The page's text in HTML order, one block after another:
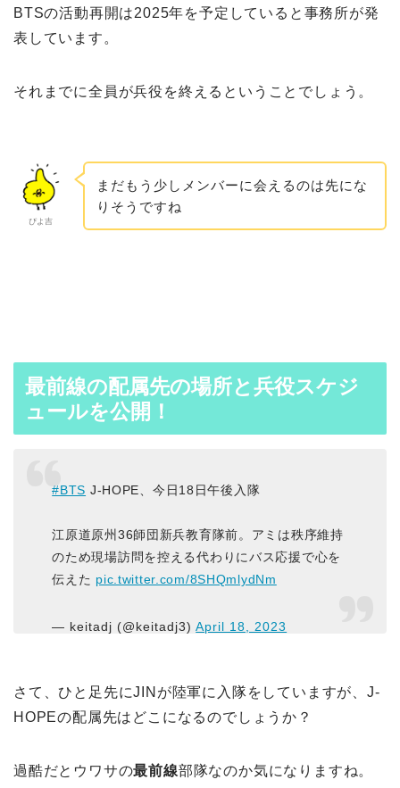
BTSの活動再開は2025年を予定していると事務所が発
表しています。
それまでに全員が兵役を終えるということでしょう。
ぴよ吉
まだもう少しメンバーに会えるのは先にな
りそうですね
最前線の配属先の場所と兵役スケジ
ュールを公開！
#BTS J-HOPE、今日18日午後入隊
江原道原州36師団新兵教育隊前。アミは秩序維持
のため現場訪問を控える代わりにバス応援で心を
伝えた pic.twitter.com/8SHQmlydNm
— keitadj (@keitadj3)April 18, 2023
さて、ひと足先にJINが陸軍に入隊をしていますが、J-
HOPEの配属先はどこになるのでしょうか？
過酷だとウワサの最前線部隊なのか気になりますね。